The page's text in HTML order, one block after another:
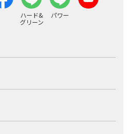
ハード&
グリーン
パワー